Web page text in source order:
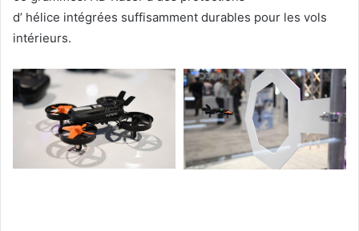
d’ hélice intégrées suffisamment durables pour les vols
intérieurs.